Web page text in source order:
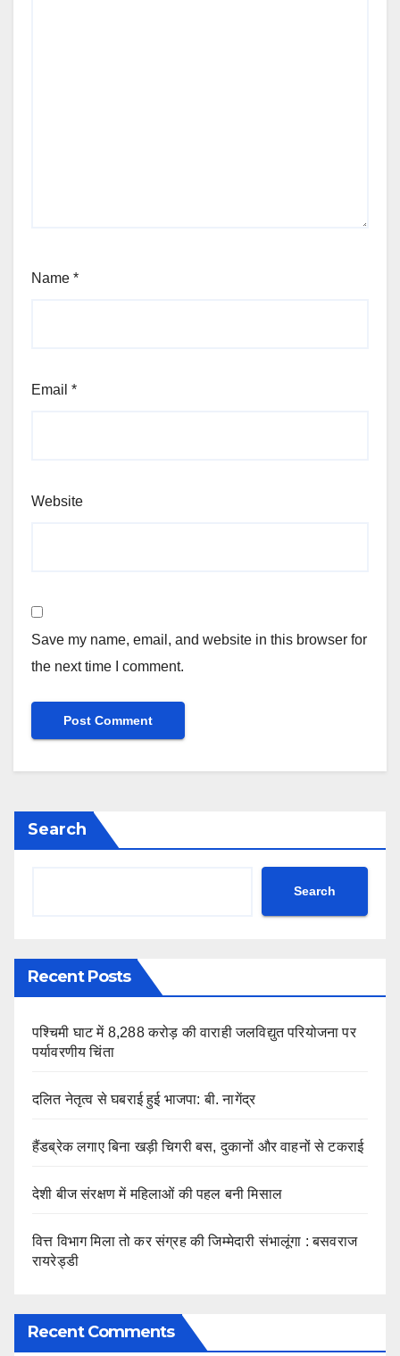
Name *
Email *
Website
Save my name, email, and website in this browser for
the next time I comment.
Search
Search
Recent Posts
पश्चिमी घाट में 8,288 करोड़ की वाराही जलविद्युत परियोजना पर
पर्यावरणीय चिंता
दलित नेतृत्व से घबराई हुई भाजपा: बी. नागेंद्र
हैंडब्रेक लगाए बिना खड़ी चिगरी बस, दुकानों और वाहनों से टकराई
देशी बीज संरक्षण में महिलाओं की पहल बनी मिसाल
वित्त विभाग मिला तो कर संग्रह की जिम्मेदारी संभालूंगा : बसवराज
रायरेड्डी
Recent Comments